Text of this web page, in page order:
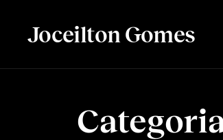
Joceilton Gomes